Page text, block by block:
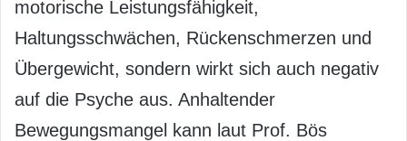
motorische Leistungsfähigkeit,
Haltungsschwächen, Rückenschmerzen und
Übergewicht, sondern wirkt sich auch negativ
auf die Psyche aus. Anhaltender
Bewegungsmangel kann laut Prof. Bös